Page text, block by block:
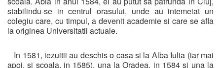
stabilindu-se in centrul orasului, unde au intemeiat un
colegiu care, cu timpul, a devenit academie si care se afla
la originea Universitatii actuale.
In 1581, iezuitii au deschis o casa si la Alba Iulia (iar mai
apoi, si scoala, in 1585), una la Oradea, in 1584 si una la